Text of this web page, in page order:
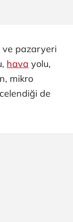
ve pazaryeri
hava yolu,
mikro
de